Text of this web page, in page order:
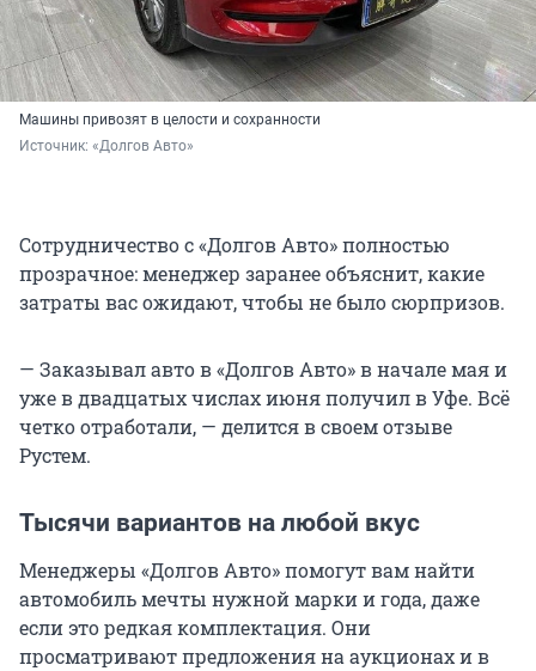
Машины привозят в целости и сохранности
Источник: «Долгов Авто»
Сотрудничество с «Долгов Авто» полностью
прозрачное: менеджер заранее объяснит, какие
затраты вас ожидают, чтобы не было сюрпризов.
— Заказывал авто в «Долгов Авто» в начале мая и
уже в двадцатых числах июня получил в Уфе. Всё
четко отработали, — делится в своем отзыве
Рустем.
Тысячи вариантов на любой вкус
Менеджеры «Долгов Авто» помогут вам найти
автомобиль мечты нужной марки и года, даже
если это редкая комплектация. Они
просматривают предложения на аукционах и в